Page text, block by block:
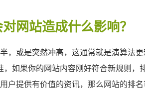
网站造成什么影响？
，或是突然冲高，这通常就是演算法
如果你的网站内容刚好符合新规则，
户提供有价值的资讯，那么网站的排名